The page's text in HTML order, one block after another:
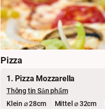
Pizza
1. Pizza Mozzarella
Thông tin Sản phẩm
Klein ⌀ 28cm
Mittel ⌀ 32cm